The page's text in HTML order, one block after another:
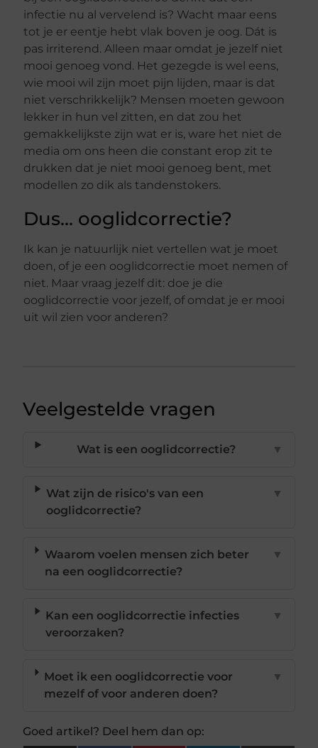
infectie nu al vervelend is? Wacht maar eens
tot je er eentje hebt vlak boven je oog. Dát is
pas irriterend. Alleen maar omdat je jezelf niet
mooi genoeg vond. Het gezegde is wel eens,
wie mooi wil zijn moet pijn lijden, maar is dat
niet verschrikkelijk? Mensen moeten gewoon
lekker in hun vel zitten, en dat zou het
gemakkelijkste zijn wat er is, ware het niet de
media om ons heen die constant erop zit te
drukken dat je niet mooi genoeg bent, met
modellen zo dik als tandenstokers.
Dus… ooglidcorrectie?
Ik kan je natuurlijk niet vertellen wat je moet
doen, of je een ooglidcorrectie moet nemen of
niet. Maar vraag jezelf dit: doe je die
ooglidcorrectie voor jezelf, of omdat je er mooi
uit wil zien voor anderen?
Veelgestelde vragen
Wat is een ooglidcorrectie? ▼
Wat zijn de risico's van een
ooglidcorrectie?
▼
Waarom voelen mensen zich beter
na een ooglidcorrectie?
▼
Kan een ooglidcorrectie infecties
veroorzaken?
▼
Moet ik een ooglidcorrectie voor
mezelf of voor anderen doen?
▼
Goed artikel? Deel hem dan op: